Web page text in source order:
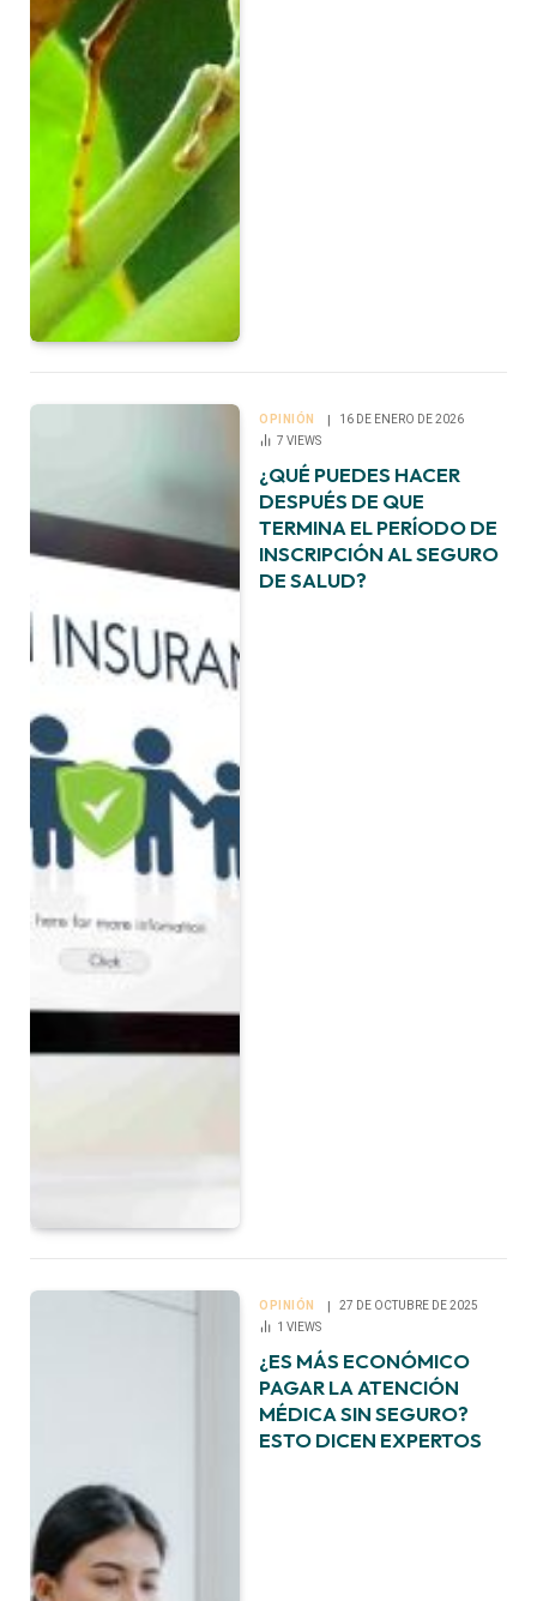
OPINIÓN
16 DE ENERO DE 2026
7VIEWS
¿QUÉ PUEDES HACER
DESPUÉS DE QUE
TERMINA EL PERÍODO DE
INSCRIPCIÓN AL SEGURO
DE SALUD?
OPINIÓN
27 DE OCTUBRE DE 2025
1VIEWS
¿ES MÁS ECONÓMICO
PAGAR LA ATENCIÓN
MÉDICA SIN SEGURO?
ESTO DICEN EXPERTOS